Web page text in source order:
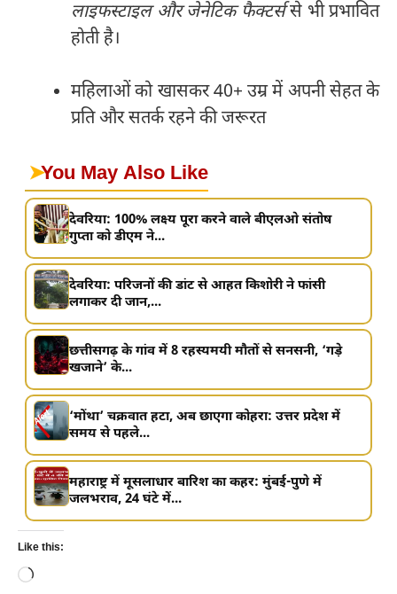
लाइफस्टाइल और जेनेटिक फैक्टर्ससे भी प्रभावित
होती है।
महिलाओं को खासकर 40+ उम्र में अपनी सेहत के
प्रति और सतर्क रहने की जरूरत
➤You May Also Like
देवरिया: 100% लक्ष्य पूरा करने वाले बीएलओ संतोष
गुप्ता को डीएम ने...
देवरिया: परिजनों की डांट से आहत किशोरी ने फांसी
लगाकर दी जान,...
छत्तीसगढ़ के गांव में 8 रहस्यमयी मौतों से सनसनी, ‘गड़े
खजाने’ के...
‘मोंथा’ चक्रवात हटा, अब छाएगा कोहरा: उत्तर प्रदेश में
समय से पहले...
महाराष्ट्र में मूसलाधार बारिश का कहर: मुंबई-पुणे में
जलभराव, 24 घंटे में...
Like this:
Loading…